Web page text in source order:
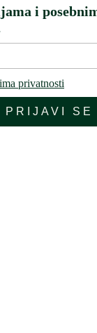
i
privatnosti